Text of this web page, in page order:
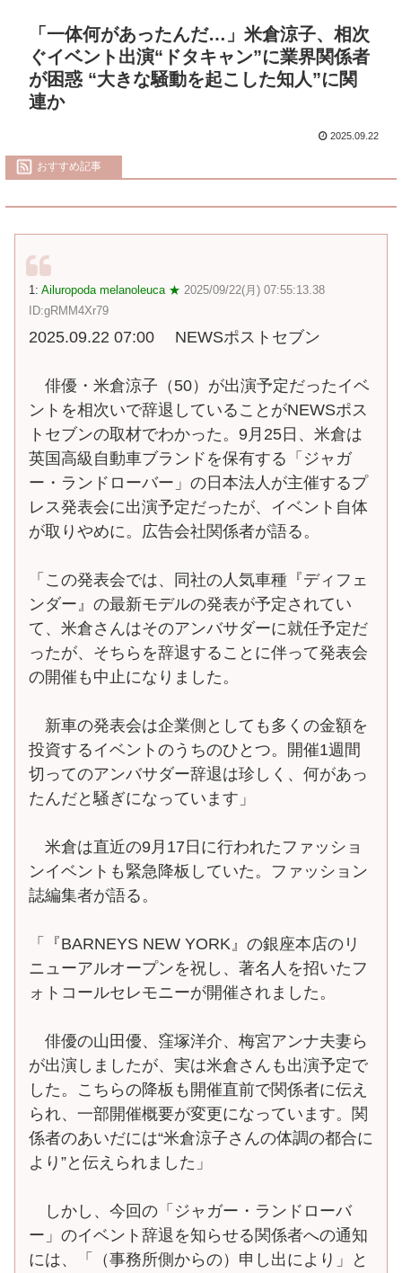
「一体何があったんだ…」米倉涼子、相次
ぐイベント出演“ドタキャン”に業界関係者
が困惑 “大きな騒動を起こした知人”に関
連か
2025.09.22
おすすめ記事
1: Ailuropoda melanoleuca ★ 2025/09/22(月) 07:55:13.38
ID:gRMM4Xr79
2025.09.22 07:00 NEWSポストセブン
俳優・米倉涼子（50）が出演予定だったイベ
ントを相次いで辞退していることがNEWSポス
トセブンの取材でわかった。9月25日、米倉は
英国高級自動車ブランドを保有する「ジャガ
ー・ランドローバー」の日本法人が主催するプ
レス発表会に出演予定だったが、イベント自体
が取りやめに。広告会社関係者が語る。
「この発表会では、同社の人気車種『ディフェ
ンダー』の最新モデルの発表が予定されてい
て、米倉さんはそのアンバサダーに就任予定だ
ったが、そちらを辞退することに伴って発表会
の開催も中止になりました。
新車の発表会は企業側としても多くの金額を
投資するイベントのうちのひとつ。開催1週間
切ってのアンバサダー辞退は珍しく、何があっ
たんだと騒ぎになっています」
米倉は直近の9月17日に行われたファッショ
ンイベントも緊急降板していた。ファッション
誌編集者が語る。
「『BARNEYS NEW YORK』の銀座本店のリ
ニューアルオープンを祝し、著名人を招いたフ
ォトコールセレモニーが開催されました。
俳優の山田優、窪塚洋介、梅宮アンナ夫妻ら
が出演しましたが、実は米倉さんも出演予定で
した。こちらの降板も開催直前で関係者に伝え
られ、一部開催概要が変更になっています。関
係者のあいだには“米倉涼子さんの体調の都合に
より”と伝えられました」
しかし、今回の「ジャガー・ランドローバ
ー」のイベント辞退を知らせる関係者への通知
には、「（事務所側からの）申し出により」と